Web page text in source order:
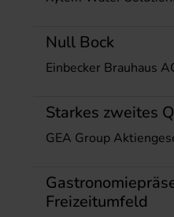
Null Bock
Einbecker Brauhaus
Starkes zweites
GEA Group
Freizeitumfeld